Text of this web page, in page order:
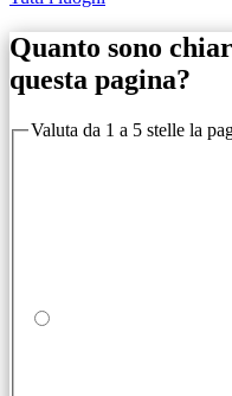
Quanto sono
questa pagina?
Valuta da 1 a 5 stelle la